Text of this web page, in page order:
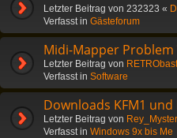
Letzter Beitrag von 232323 «
Verfasst in Gästeforum
Midi-Mapper Problem
Letzter Beitrag von
Verfasst in Software
Downloads KFM1 und
Letzter Beitrag von
Verfasst in Windows 9x bis Me